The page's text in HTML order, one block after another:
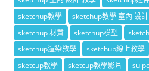
sketchup教學
sketchup教學 室內 設計
sketchup 材質
sketchup模型
sketchup渲染教學
sketchup線上教學
sketcup教學
sketcup教學影片
su